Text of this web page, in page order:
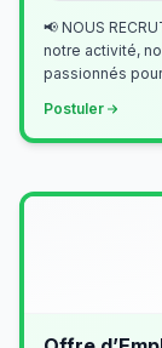
📢 NOUS RECRUTONS ! Dans le cadre du
notre activité,
passionnés pour
Postuler